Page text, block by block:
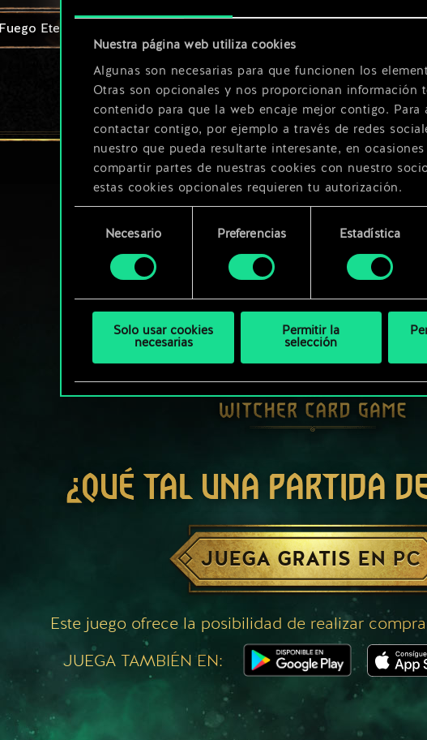
Nuestra página web utiliza cookies
Algunas son necesarias para que funcionen los
Otras son opcionales y nos proporcionan información
contenido para que la web encaje mejor contigo. Para
contactar contigo, por ejemplo a través de redes
nuestro que pueda resultarte interesante, en
compartir partes de nuestras cookies con nuestro
estas cookies opcionales requieren tu autorización.
Encontrarás todos los detalles sobre nuestro uso de
más abajo.
consentimiento
Necesario Preferencias Estadística
Solo usar cookies
necesarias
Permitir la
selección
Fuego Eterno: Discípulo
¿QUÉ TAL UNA PARTIDA
JUEGA GRATIS EN PC
Este juego ofrece la posibilidad de realizar
JUEGA TAMBIÉN EN: